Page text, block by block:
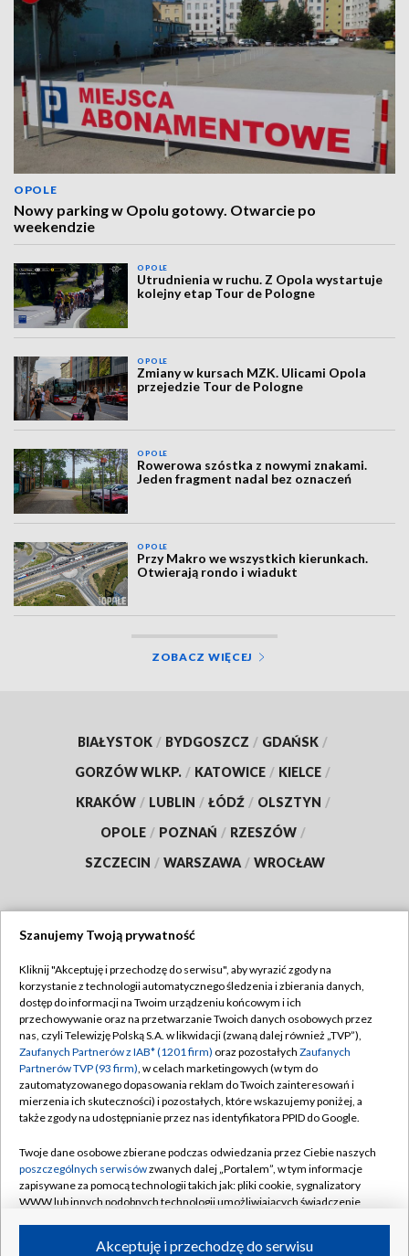
OPOLE
Nowy parking w Opolu gotowy. Otwarcie po
weekendzie
OPOLE
Utrudnienia w ruchu. Z Opola wystartuje
kolejny etap Tour de Pologne
OPOLE
Zmiany w kursach MZK. Ulicami Opola
przejedzie Tour de Pologne
OPOLE
Rowerowa szóstka z nowymi znakami.
Jeden fragment nadal bez oznaczeń
OPOLE
Przy Makro we wszystkich kierunkach.
Otwierają rondo i wiadukt
ZOBACZ WIĘCEJ
BIAŁYSTOK / BYDGOSZCZ / GDAŃSK /
GORZÓW WLKP. / KATOWICE / KIELCE /
KRAKÓW / LUBLIN / ŁÓDŹ / OLSZTYN /
OPOLE / POZNAŃ / RZESZÓW /
SZCZECIN / WARSZAWA / WROCŁAW
TVP
Abonament TVP
Emisja w TVP
Centrum informacji TVP
Naziemna Telewizja Cyfrowa
Rada Programowa
System NOS
Informacje o nadawcy
Regulamin TVP
Polityka prywatności
Moje zgody
Pomoc
Kontakt
Kanały
Szanujemy Twoją prywatność
Kliknij "Akceptuję i przechodzę do serwisu", aby wyrazić zgody na
korzystanie z technologii automatycznego śledzenia i zbierania danych,
dostęp do informacji na Twoim urządzeniu końcowym i ich
przechowywanie oraz na przetwarzanie Twoich danych osobowych przez
nas, czyli Telewizję Polską S.A. w likwidacji (zwaną dalej również „TVP”),
Zaufanych Partnerów z IAB* (1201 firm) oraz pozostałych Zaufanych
Partnerów TVP (93 firm), w celach marketingowych (w tym do
zautomatyzowanego dopasowania reklam do Twoich zainteresowań i
mierzenia ich skuteczności) i pozostałych, które wskazujemy poniżej, a
także zgody na udostępnianie przez nas identyfikatora PPID do Google.
Twoje dane osobowe zbierane podczas odwiedzania przez Ciebie naszych
poszczególnych serwisówzwanych dalej „Portalem”, w tym informacje
zapisywane za pomocą technologii takich jak: pliki cookie, sygnalizatory
WWW lub innych podobnych technologii umożliwiających świadczenie
ruchu w Internecie.Akceptuję i przechodzę do serwisu